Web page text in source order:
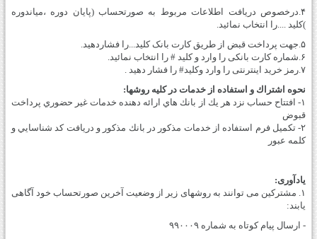
۴.درخصوص دریافت اطلاعات مربوط به صورتحساب (پایان دوره ،میاندوره
)کلید ....را انتخاب نمائید.
۵.جهت پرداخت قبض از طریق کارت­ بانک کلید...را فشاردهید.
۶.شماره کارت بانکی را وارد و کلید # را انتخاب نمائید.
۷.رمز خرید اینترنتی را وارد وکلید# را فشار دهید .
نحوه اشتراك و استفاده از خدمات در كليه روش­ها:
١- افتتاح حساب نزد هر يك از بانك هاي ارائه دهنده خدمات غير حضوري پرداخت
قبوض
٢- تكميل فرم استفاده از خدمات مذكور در بانك مذكور و دريافت كد شناسايي و
كلمه عبور
یادآوری:
۱. مشترکین می­ توانند به روشهای زیر از وضعیت آخرین صورتحساب خود آگاهی
یابند:
- ارسال پیام کوتاه به شماره ۹۹۰۰۰۹